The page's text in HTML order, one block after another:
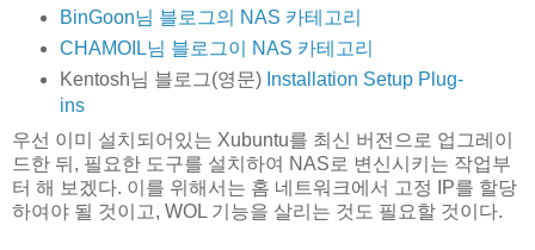
BinGoon님 블로그의 NAS 카테고리
CHAMOIL님 블로그이 NAS 카테고리
Kentosh님 블로그(영문) Installation Setup Plug-
ins
우선 이미 설치되어있는 Xubuntu를 최신 버전으로 업그레이
드한 뒤, 필요한 도구를 설치하여 NAS로 변신시키는 작업부
터 해 보겠다. 이를 위해서는 홈 네트워크에서 고정 IP를 할당
하여야 될 것이고, WOL 기능을 살리는 것도 필요할 것이다.